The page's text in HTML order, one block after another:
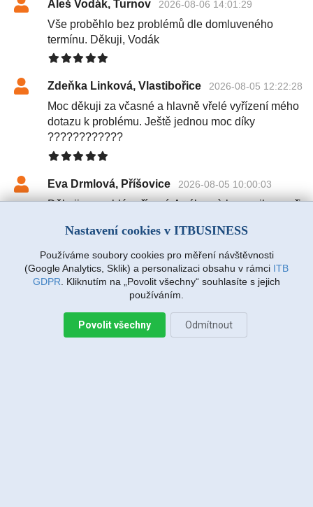
Aleš Vodák, Turnov 2026-08-06 14:01:29
Vše proběhlo bez problémů dle domluveného
termínu. Děkuji, Vodák
Zdeňka Linková, Vlastibořice 2026-08-05 12:22:28
Moc děkuji za včasné a hlavně vřelé vyřízení mého
dotazu k problému. Ještě jednou moc díky
????????????
Eva Drmlová, Příšovice 2026-08-05 10:00:03
Děkuji za rychlé vyřízení. A výbornà komunikace při
Martin Vanda, Bakov nad Jizerou
2026-08-04 20:33:07
Jiří Sadílek, Liberec 2026-08-03 20:08:43
Nastavení cookies v ITBUSINESS
Používáme soubory cookies pro měření návštěvnosti
(Google Analytics, Sklik) a personalizaci obsahu v rámci ITB
GDPR . Kliknutím na „Povolit všechny“ souhlasíte s jejich
používáním.
Povolit všechny Odmítnout